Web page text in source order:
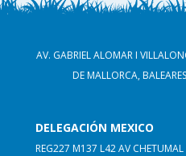
AV. GABRIEL ALOMAR I
DE MALLORCA,
DELEGACIÓN MEXICO
REG227 M137 L42 AV